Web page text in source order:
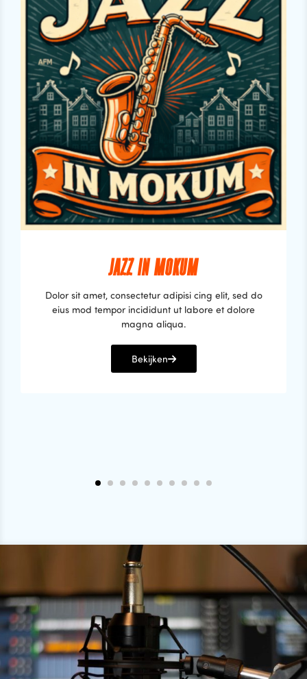
JAZZ IN MOKUM
Dolor sit amet, consectetur adipisi cing elit, sed do
eius mod tempor incididunt ut labore et dolore
magna aliqua.
Bekijken